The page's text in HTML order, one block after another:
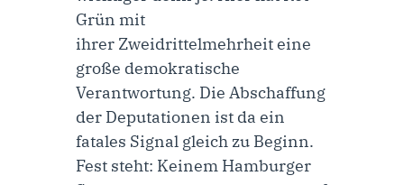
Grün mit
ihrer Zweidrittelmehrheit eine
große demokratische
Verantwortung. Die Abschaffung
der Deputationen ist da ein
fatales Signal gleich zu Beginn.
Fest steht: Keinem Hamburger